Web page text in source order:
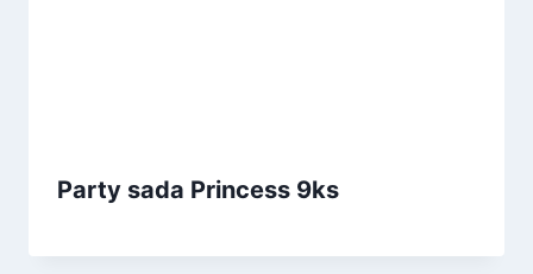
Party sada Princess 9ks